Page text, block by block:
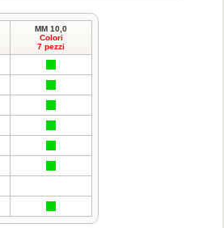
MM 10,0
Colori
7 pezzi